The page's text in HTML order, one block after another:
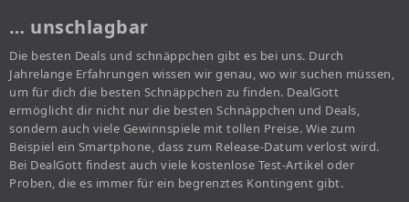
… unschlagbar
Die besten Deals und schnäppchen gibt es bei uns. Durch
Jahrelange Erfahrungen wissen wir genau, wo wir suchen müssen,
um für dich die besten Schnäppchen zu finden. DealGott
ermöglicht dir nicht nur die besten Schnäppchen und Deals,
sondern auch viele Gewinnspiele mit tollen Preise. Wie zum
Beispiel ein Smartphone, dass zum Release-Datum verlost wird.
Bei DealGott findest auch viele kostenlose Test-Artikel oder
Proben, die es immer für ein begrenztes Kontingent gibt.